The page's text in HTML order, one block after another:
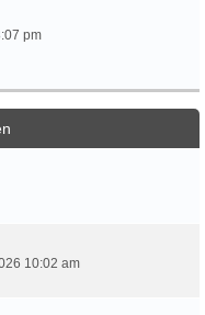
pm
10:02 am